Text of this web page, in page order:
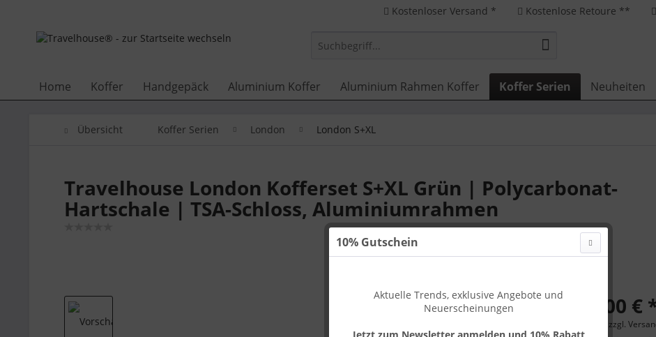
Kostenloser Versand * Kostenlose Retoure **
Home Koffer Handgepäck Aluminium Koffer Aluminium Rahmen Koffer Koffer Serien Neuheiten
Übersicht Koffer Serien London London S+XL
Travelhouse London Kofferset S+XL Grün | Polycarbonat-
Hartschale | TSA-Schloss, Aluminiumrahmen
355,00 €
zzgl.
10% Gutschein
Aktuelle Trends, exklusive Angebote und
Neuerscheinungen
Jetzt zum Newsletter anmelden und 10% Rabatt